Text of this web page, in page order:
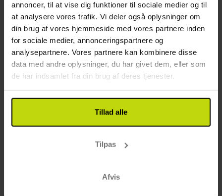
annoncer, til at vise dig funktioner til sociale medier og til
at analysere vores trafik. Vi deler også oplysninger om
din brug af vores hjemmeside med vores partnere inden
for sociale medier, annonceringspartnere og
analysepartnere. Vores partnere kan kombinere disse
data med andre oplysninger, du har givet dem, eller som
de har indsamlet fra din brug af deres tjenester.
Tillad alle
Tilpas
Afvis
Alle værelser er udstyret med moderne
bekvemmeligheder som gratis Wi-Fi, fladskærms-tv
samt te- og kaffefaciliteter. Gæsterne kan vælge
mellem forskellige værelsestyper, herunder
værelser, der er perfekt egnet til familier med plads
til tre eller fire personer.
Nærmeste lufthavn: 90 km (Oslo Gardermoen)
Andet
Gratis parkering
Wifi
Elevator
Etager: 6
Byggeår: 2024
Opladning af elbil: Mod gebyr
Restaurant
Mulighed for laktosefri mad